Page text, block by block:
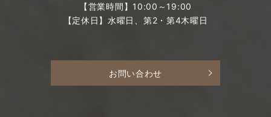
【営業時間】10:00～19:00
【定休日】水曜日、第2・第4木曜日
お問い合わせ